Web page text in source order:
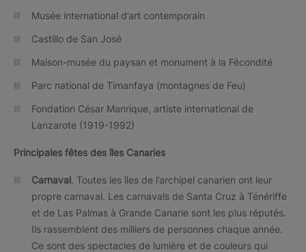
Musée international d’art contemporain
Castillo de San José
Maison-musée du paysan et monument à la Fécondité
Parc national de Timanfaya (montagnes de Feu)
Fondation César Manrique, artiste international de
Lanzarote (1919-1992)
Principales fêtes des îles Canaries
Carnaval. Toutes les îles de l’archipel canarien ont leur
propre carnaval. Les carnavals de Santa Cruz à Ténériffe
et de Las Palmas à Grande Canarie sont les plus réputés.
Ils rassemblent des milliers de personnes chaque année.
Ce sont des spectacles de lumière et de couleurs qui